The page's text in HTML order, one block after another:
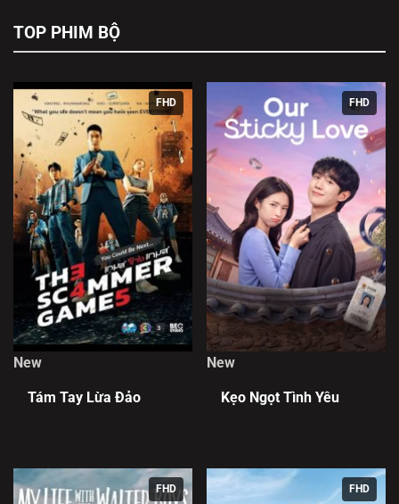
TOP PHIM BỘ
FHD
New
Tám Tay Lừa Đảo
FHD
New
Kẹo Ngọt Tình Yêu
FHD FHD